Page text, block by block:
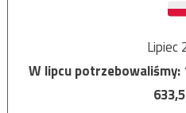
Lipiec
W lipcu potrzebowaliśmy:
633,5